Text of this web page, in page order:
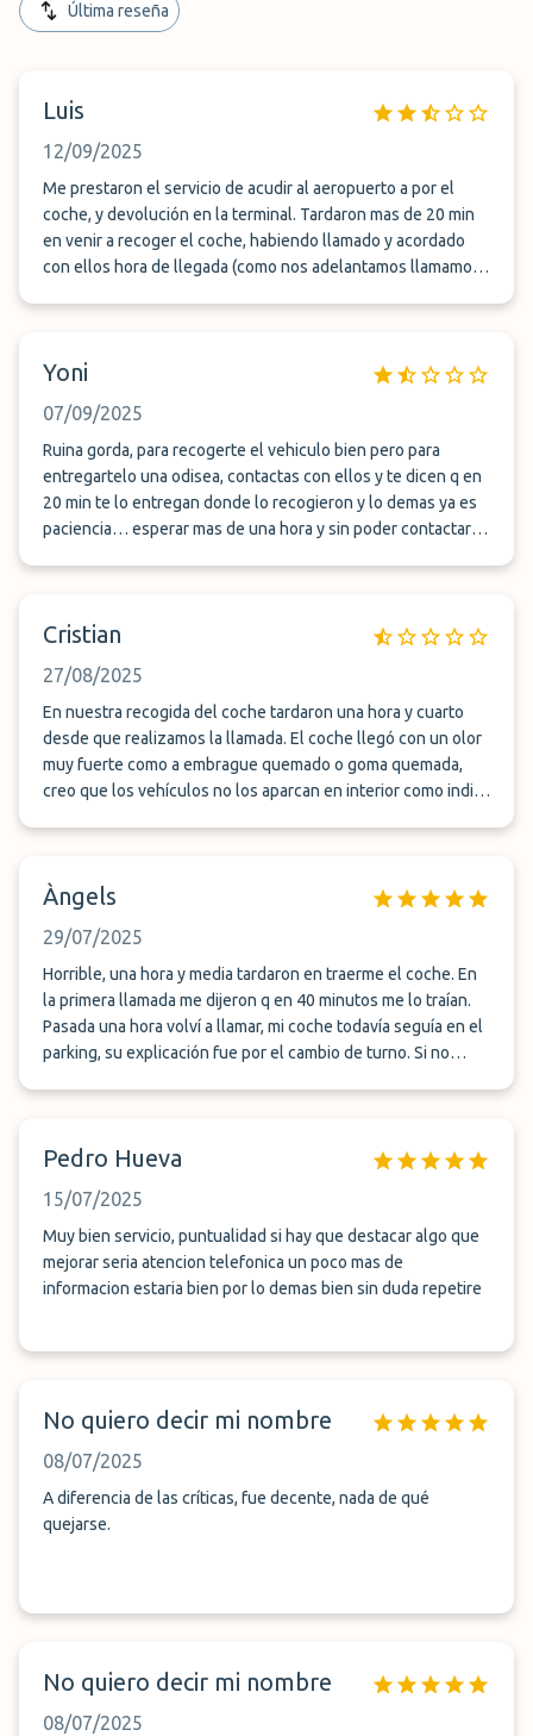
Última reseña
Luis
12/09/2025
Me prestaron el servicio de acudir al aeropuerto a por el
coche, y devolución en la terminal. Tardaron mas de 20 min
en venir a recoger el coche, habiendo llamado y acordado
con ellos hora de llegada (como nos adelantamos llamamos
A la vuelta fue bastante mejor aun así esperamos un poquito.
km cuando el parking esta a 6 km de la terminal del
aeropuerto, lo que tendrían que ser 12-15km. Aun así como
no eran muchos no lo tuve en cuenta.
Yoni
07/09/2025
Ruina gorda, para recogerte el vehiculo bien pero para
entregartelo una odisea, contactas con ellos y te dicen q en
20 min te lo entregan donde lo recogieron y lo demas ya es
paciencia… esperar mas de una hora y sin poder contactar
Cristian
27/08/2025
En nuestra recogida del coche tardaron una hora y cuarto
desde que realizamos la llamada. El coche llegó con un olor
muy fuerte como a embrague quemado o goma quemada,
creo que los vehículos no los aparcan en interior como indica
pero aún no me han dado solución. No recomiendo esta
Àngels
29/07/2025
Horrible, una hora y media tardaron en traerme el coche. En
la primera llamada me dijeron q en 40 minutos me lo traían.
Pasada una hora volví a llamar, mi coche todavía seguía en el
parking, su explicación fue por el cambio de turno. Si no
Pedro Hueva
15/07/2025
Muy bien servicio, puntualidad si hay que destacar algo que
mejorar seria atencion telefonica un poco mas de
informacion estaria bien por lo demas bien sin duda repetire
No quiero decir mi nombre
08/07/2025
A diferencia de las críticas, fue decente, nada de qué
quejarse.
No quiero decir mi nombre
08/07/2025